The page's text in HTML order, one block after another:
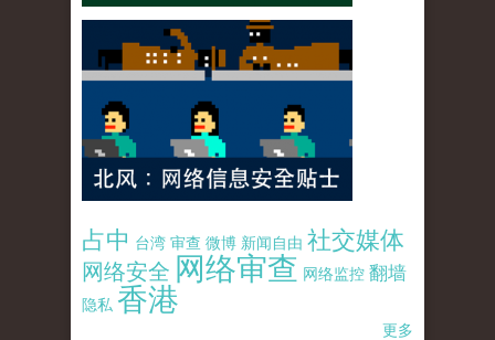
占中 台湾 审查 微博 新闻自由 社交媒体
网络安全 网络审查 网络监控 翻墙
隐私 香港
更多